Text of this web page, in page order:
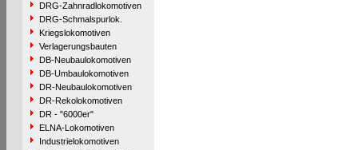
DRG-Zahnradlokomotiven
DRG-Schmalspurlok.
Kriegslokomotiven
Verlagerungsbauten
DB-Neubaulokomotiven
DB-Umbaulokomotiven
DR-Neubaulokomotiven
DR-Rekolokomotiven
DR - "6000er"
ELNA-Lokomotiven
Industrielokomotiven